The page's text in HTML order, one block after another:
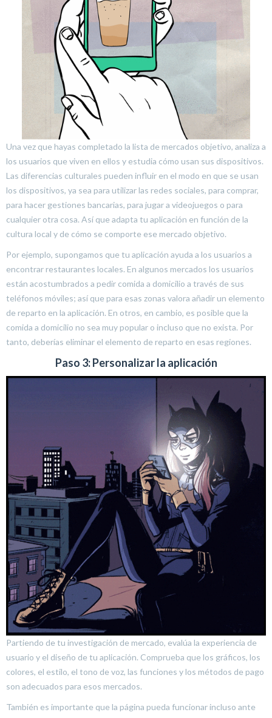
Una vez que hayas completado la lista de mercados objetivo, analiza a
los usuarios que viven en ellos y estudia cómo usan sus dispositivos.
Las diferencias culturales pueden influir en el modo en que se usan
los dispositivos, ya sea para utilizar las redes sociales, para comprar,
para hacer gestiones bancarias, para jugar a videojuegos o para
cualquier otra cosa. Así que adapta tu aplicación en función de la
cultura local y de cómo se comporte ese mercado objetivo.
Por ejemplo, supongamos que tu aplicación ayuda a los usuarios a
encontrar restaurantes locales. En algunos mercados los usuarios
están acostumbrados a pedir comida a domicilio a través de sus
teléfonos móviles; así que para esas zonas valora añadir un elemento
de reparto en la aplicación. En otros, en cambio, es posible que la
comida a domicilio no sea muy popular o incluso que no exista. Por
tanto, deberías eliminar el elemento de reparto en esas regiones.
Paso 3: Personalizar la aplicación
Partiendo de tu investigación de mercado, evalúa la experiencia de
usuario y el diseño de tu aplicación. Comprueba que los gráficos, los
colores, el estilo, el tono de voz, las funciones y los métodos de pago
son adecuados para esos mercados.
También es importante que la página pueda funcionar incluso ante